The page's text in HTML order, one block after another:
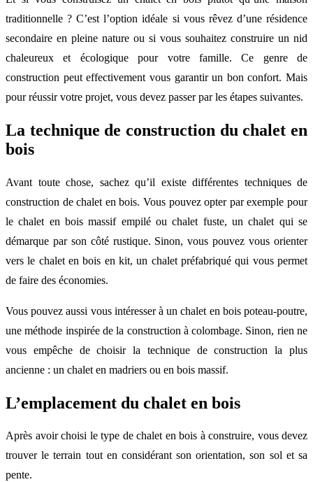
traditionnelle ? C’est l’option idéale si vous rêvez d’une résidence
secondaire en pleine nature ou si vous souhaitez construire un nid
chaleureux et écologique pour votre famille. Ce genre de
construction peut effectivement vous garantir un bon confort. Mais
pour réussir votre projet, vous devez passer par les étapes suivantes.
La technique de construction du chalet en
bois
Avant toute chose, sachez qu’il existe différentes techniques de
construction de chalet en bois. Vous pouvez opter par exemple pour
le chalet en bois massif empilé ou chalet fuste, un chalet qui se
démarque par son côté rustique. Sinon, vous pouvez vous orienter
vers le chalet en bois en kit, un chalet préfabriqué qui vous permet
de faire des économies.
Vous pouvez aussi vous intéresser à un chalet en bois poteau-poutre,
une méthode inspirée de la construction à colombage. Sinon, rien ne
vous empêche de choisir la technique de construction la plus
ancienne : un chalet en madriers ou en bois massif.
L’emplacement du chalet en bois
Après avoir choisi le type de chalet en bois à construire, vous devez
trouver le terrain tout en considérant son orientation, son sol et sa
pente.